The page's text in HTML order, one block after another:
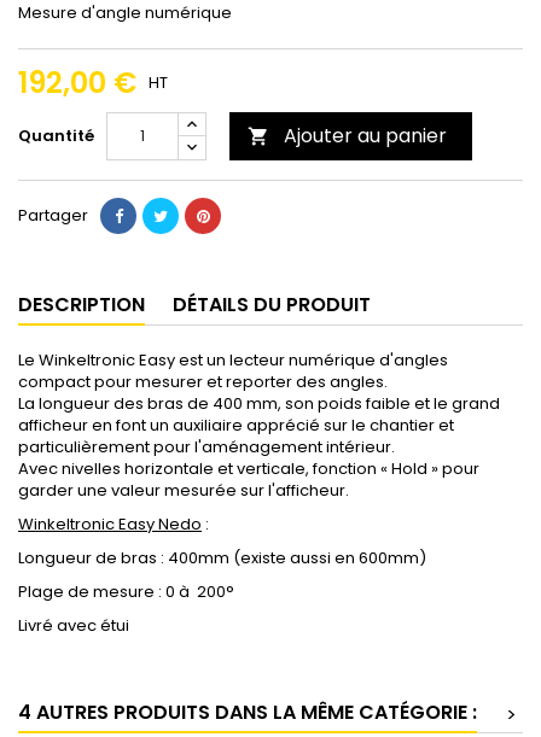
Mesure d'angle numérique
192,00 € HT
Quantité  Ajouter au panier
Partager
DESCRIPTION DÉTAILS DU PRODUIT
Le Winkeltronic Easy est un lecteur numérique d'angles
compact pour mesurer et reporter des angles.
La longueur des bras de 400 mm, son poids faible et le grand
afficheur en font un auxiliaire apprécié sur le chantier et
particulièrement pour l'aménagement intérieur.
Avec nivelles horizontale et verticale, fonction « Hold » pour
garder une valeur mesurée sur l'afficheur.
Winkeltronic Easy Nedo :
Longueur de bras : 400mm (existe aussi en 600mm)
Plage de mesure : 0 à 200°
Livré avec étui
4 AUTRES PRODUITS DANS LA MÊME CATÉGORIE :
>